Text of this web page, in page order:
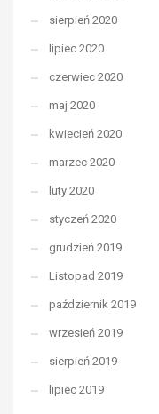
sierpień 2020
lipiec 2020
czerwiec 2020
maj 2020
kwiecień 2020
marzec 2020
luty 2020
styczeń 2020
grudzień 2019
Listopad 2019
październik 2019
wrzesień 2019
sierpień 2019
lipiec 2019